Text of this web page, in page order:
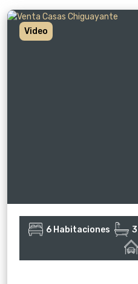
Video
6 Habitaciones 3